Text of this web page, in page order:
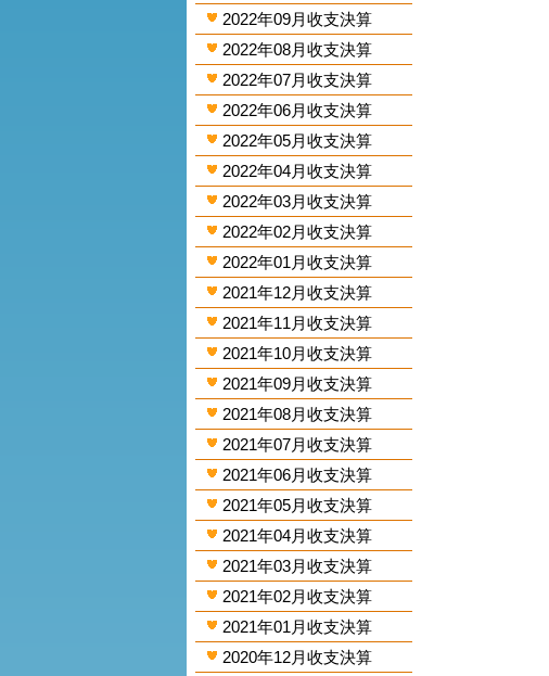
2022年09月收支決算
2022年08月收支決算
2022年07月收支決算
2022年06月收支決算
2022年05月收支決算
2022年04月收支決算
2022年03月收支決算
2022年02月收支決算
2022年01月收支決算
2021年12月收支決算
2021年11月收支決算
2021年10月收支決算
2021年09月收支決算
2021年08月收支決算
2021年07月收支決算
2021年06月收支決算
2021年05月收支決算
2021年04月收支決算
2021年03月收支決算
2021年02月收支決算
2021年01月收支決算
2020年12月收支決算